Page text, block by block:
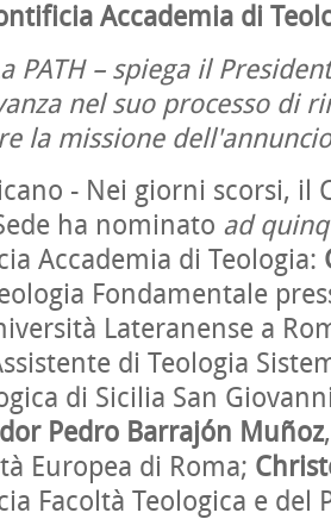
Accademia di
PATH – spiega il
nel suo processo di
la missione
- Nei giorni scorsi, il
ha nominato ad
Accademia di Teologia:
Fondamentale
Lateranense a
di Teologia
di Sicilia San
Pedro Barrajón Muñoz
Europea di Roma;
Facoltà Teologica e